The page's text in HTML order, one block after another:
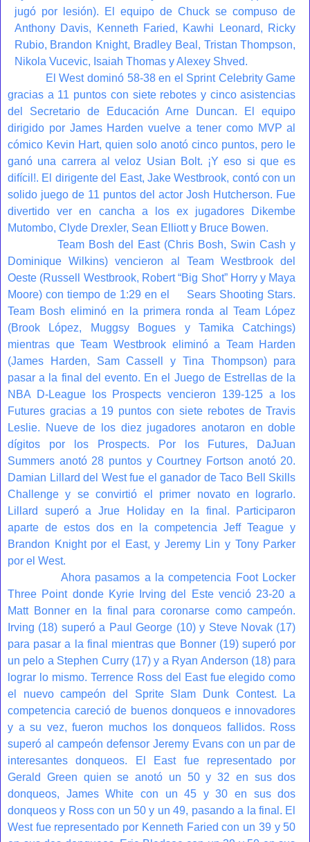
jugó por lesión). El equipo de Chuck se compuso de
Anthony Davis, Kenneth Faried, Kawhi Leonard, Ricky
Rubio, Brandon Knight, Bradley Beal, Tristan Thompson,
Nikola Vucevic, Isaiah Thomas y Alexey Shved.
El West dominó 58-38 en el Sprint Celebrity Game
gracias a 11 puntos con siete rebotes y cinco asistencias
del Secretario de Educación Arne Duncan. El equipo
dirigido por James Harden vuelve a tener como MVP al
cómico Kevin Hart, quien solo anotó cinco puntos, pero le
ganó una carrera al veloz Usian Bolt. ¡Y eso si que es
difícil!. El dirigente del East, Jake Westbrook, contó con un
solido juego de 11 puntos del actor Josh Hutcherson. Fue
divertido ver en cancha a los ex jugadores Dikembe
Mutombo, Clyde Drexler, Sean Elliott y Bruce Bowen.
Team Bosh del East (Chris Bosh, Swin Cash y
Dominique Wilkins) vencieron al Team Westbrook del
Oeste (Russell Westbrook, Robert “Big Shot” Horry y Maya
Moore) con tiempo de 1:29 en el
Sears Shooting Stars.
Team Bosh eliminó en la primera ronda al Team López
(Brook López, Muggsy Bogues y Tamika Catchings)
mientras que Team Westbrook eliminó a Team Harden
(James Harden, Sam Cassell y Tina Thompson) para
pasar a la final del evento. En el Juego de Estrellas de la
NBA D-League los Prospects vencieron 139-125 a los
Futures gracias a 19 puntos con siete rebotes de Travis
Leslie. Nueve de los diez jugadores anotaron en doble
dígitos por los Prospects. Por los Futures, DaJuan
Summers anotó 28 puntos y Courtney Fortson anotó 20.
Damian Lillard del West fue el ganador de Taco Bell Skills
Challenge y se convirtió el primer novato en lograrlo.
Lillard superó a Jrue Holiday en la final. Participaron
aparte de estos dos en la competencia Jeff Teague y
Brandon Knight por el East, y Jeremy Lin y Tony Parker
por el West.
Ahora pasamos a la competencia Foot Locker
Three Point donde Kyrie Irving del Este venció 23-20 a
Matt Bonner en la final para coronarse como campeón.
Irving (18) superó a Paul George (10) y Steve Novak (17)
para pasar a la final mientras que Bonner (19) superó por
un pelo a Stephen Curry (17) y a Ryan Anderson (18) para
lograr lo mismo. Terrence Ross del East fue elegido como
el nuevo campeón del Sprite Slam Dunk Contest. La
competencia careció de buenos donqueos e innovadores
y a su vez, fueron muchos los donqueos fallidos. Ross
superó al campeón defensor Jeremy Evans con un par de
interesantes donqueos. El East fue representado por
Gerald Green quien se anotó un 50 y 32 en sus dos
donqueos, James White con un 45 y 30 en sus dos
donqueos y Ross con un 50 y un 49, pasando a la final. El
West fue representado por Kenneth Faried con un 39 y 50